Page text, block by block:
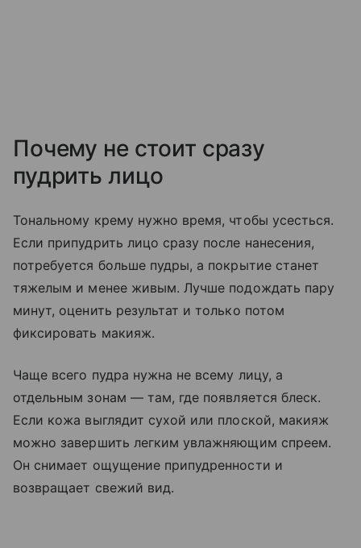
Почему не стоит сразу
пудрить лицо
Тональному крему нужно время, чтобы усесться.
Если припудрить лицо сразу после нанесения,
потребуется больше пудры, а покрытие станет
тяжелым и менее живым. Лучше подождать пару
минут, оценить результат и только потом
фиксировать макияж.
Чаще всего пудра нужна не всему лицу, а
отдельным зонам — там, где появляется блеск.
Если кожа выглядит сухой или плоской, макияж
можно завершить легким увлажняющим спреем.
Он снимает ощущение припудренности и
возвращает свежий вид.